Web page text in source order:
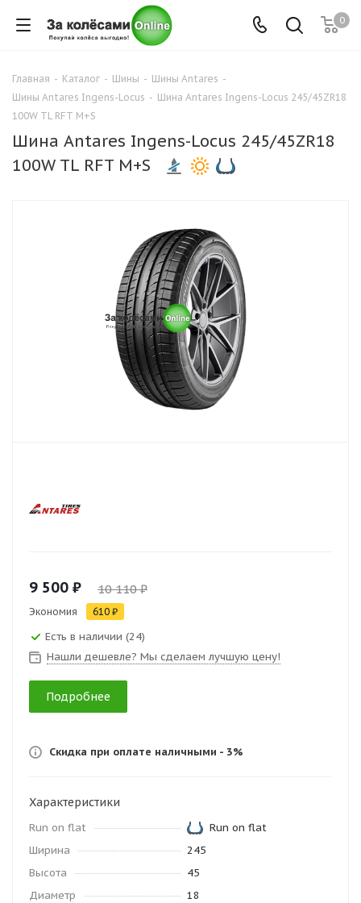
0
Главная - Каталог - Шины - Шины Antares -
Шины Antares Ingens-Locus - Шина Antares Ingens-Locus 245/45ZR18
100W TL RFT M+S
Шина Antares Ingens-Locus 245/45ZR18
100W TL RFT M+S
9 500 ₽ 10 110 ₽
Экономия 610 ₽
Есть в наличии (24)
Нашли дешевле? Мы сделаем лучшую цену!
Подробнее
Скидка при оплате наличными - 3%
Характеристики
Run on flat
Run on flat
Ширина
245
Высота
45
Диаметр
18